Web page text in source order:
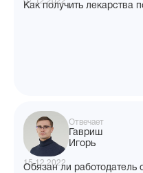
Как получить лекарства
Отвечает
Гавриш
Игорь
15.12.2022
Обязан ли работодатель